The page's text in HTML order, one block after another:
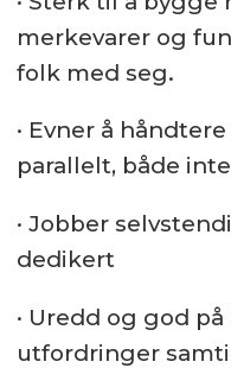
merkevarer og
folk med seg.
· Evner å
parallelt, både
· Jobber
dedikert
· Uredd og god
utfordringer